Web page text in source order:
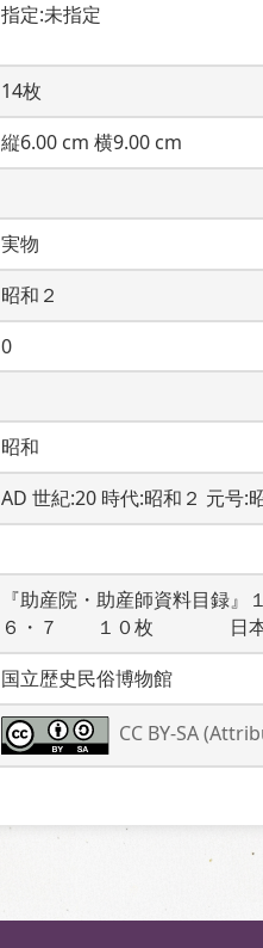
指定:未指定
14枚
縦6.00 cm 横9.00 cm
実物
昭和２
0
昭和
AD 世紀:20 時代:昭和２ 元号:
『助産院・助産師資料目録
６・７　　１０枚　　　　日
国立歴史民俗博物館
CC BY-SA